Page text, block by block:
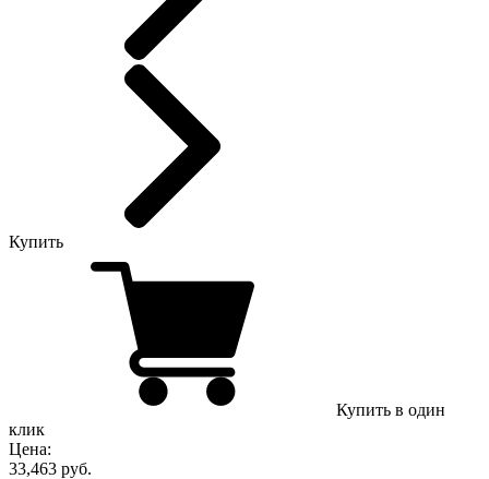
Купить
Купить в один
клик
Цена:
33,463 руб.